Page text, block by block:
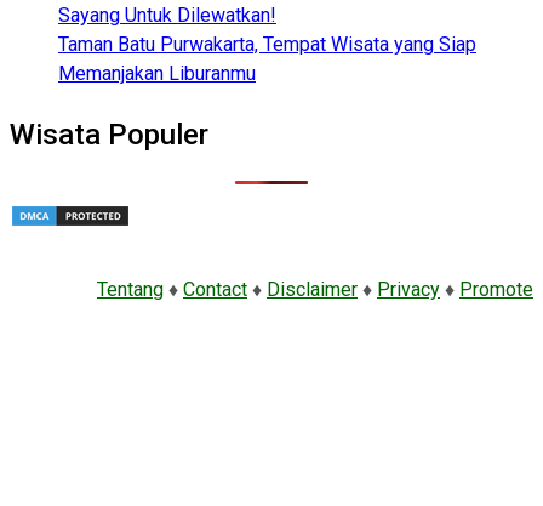
Sayang Untuk Dilewatkan!
Taman Batu Purwakarta, Tempat Wisata yang Siap
Memanjakan Liburanmu
Wisata Populer
Tentang ♦ Contact ♦ Disclaimer ♦ Privacy ♦ Promote